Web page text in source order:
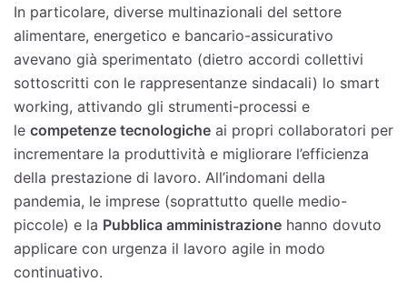
In particolare, diverse multinazionali del settore
alimentare, energetico e bancario-assicurativo
avevano già sperimentato (dietro accordi collettivi
sottoscritti con le rappresentanze sindacali) lo smart
working, attivando gli strumenti-processi e
le competenze tecnologiche ai propri collaboratori per
incrementare la produttività e migliorare l’efficienza
della prestazione di lavoro. All’indomani della
pandemia, le imprese (soprattutto quelle medio-
piccole) e la Pubblica amministrazione hanno dovuto
applicare con urgenza il lavoro agile in modo
continuativo.